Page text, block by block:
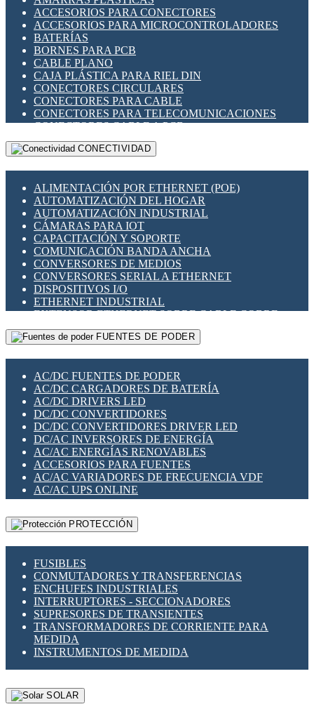
INDICADORES PARA PANEL
INTERFACES DE RELÉ
INTERRUPTORES FIN DE CARRERA
LLAVES CONMUTADORAS
MEDIDORES DE ENERGÍA Y TC'S DE CORRIENTE
MOTORES PASO A PASO
PANTALLAS HMI
PLC -CONTROLADORES LÓGICO PROGRAMABLES
PROGRAMADORES DE HORARIO
RELÉS DE PROTECCIÓN
SENSORES CAPACITIVOS
SENSORES INDUCTIVOS
TEMPORIZADORES
VARIACS
VARIADORES DE FRECUENCIA [VDF]
SECCIONADORES - INTERRUPTORES
MAQUINARIA
ACCESORIOS PARA CONECTORES
ACCESORIOS PARA MICROCONTROLADORES
BATERÍAS
BORNES PARA PCB
CABLE PLANO
CAJA PLÁSTICA PARA RIEL DIN
CONECTORES CIRCULARES
CONECTORES PARA CABLE
CONECTORES PARA TELECOMUNICACIONES
CONECTORES CABLE A PCB
CONECTORES PCB A CABLE
DIP SWITCHES
HERRAMIENTAS VARIAS
ILUMINACIÓN LED
INTERRUPTORES REED
INTERFACES DE RELÉ
OTROS RELÉS
PROTECCIÓN TÉRMICA
RELÉS AUTOMOTRICES
RELÉS DE SEÑAL
RELÉS DE ESTADO SÓLIDO SSR
RELÉS INDUSTRIALES
RELÉS MINIATURA DE POTENCIA
SENSORES MAGNÉTICOS
SWITCH Y MICROSWITCH
TARJETAS PI
UNIÓN Y DERIVACIÓN DE CABLE
CONECTIVIDAD
ALIMENTACIÓN POR ETHERNET (POE)
AUTOMATIZACIÓN DEL HOGAR
AUTOMATIZACIÓN INDUSTRIAL
CÁMARAS PARA IOT
CAPACITACIÓN Y SOPORTE
COMUNICACIÓN BANDA ANCHA
CONVERSORES DE MEDIOS
CONVERSORES SERIAL A ETHERNET
DISPOSITIVOS I/O
ETHERNET INDUSTRIAL
EXTENSOR ETHERNET SOBRE CABLE COBRE
GATEWAY LORAWAN
GESTIÓN DE REDES
PLACAS MODULARES IOT
SWITCHES Y REDES WIFI
SOLUCIONES IOT
SOLUCIONES LORAWAN
SOLUCIONES RED CELULAR
SEGURIDAD PARA REDES
SWITCHES LAN
TELEFONÍA IP (VOIP)
VIGILANCIA IP (CCTV)
MESHTASTIC
FUENTES DE PODER
AC/DC FUENTES DE PODER
AC/DC CARGADORES DE BATERÍA
AC/DC DRIVERS LED
DC/DC CONVERTIDORES
DC/DC CONVERTIDORES DRIVER LED
DC/AC INVERSORES DE ENERGÍA
AC/AC ENERGÍAS RENOVABLES
ACCESORIOS PARA FUENTES
AC/AC VARIADORES DE FRECUENCIA VDF
AC/AC UPS ONLINE
PROTECCIÓN
FUSIBLES
CONMUTADORES Y TRANSFERENCIAS
ENCHUFES INDUSTRIALES
INTERRUPTORES - SECCIONADORES
SUPRESORES DE TRANSIENTES
TRANSFORMADORES DE CORRIENTE PARA
MEDIDA
INSTRUMENTOS DE MEDIDA
SOLAR